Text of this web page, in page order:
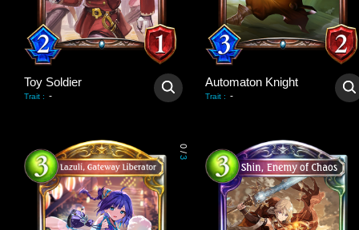
Toy Soldier
Trait : -
Automaton Knight
Trait : -
0
/
3